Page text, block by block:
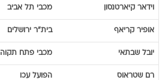
וידאר קיארטנסון מכבי תל אביב
אופיר קריאף בית"ר ירושלים
יובל שבתאי מכבי פתח תקוה
רם שטראוס הפועל עכו